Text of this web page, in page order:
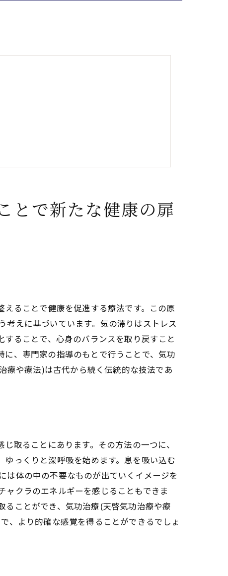
ネルギーの流れを整える具体的な方法
とで新たな健康の扉
ることで健康を促進する療法です。この原
えに基づいています。気の滞りはストレス
ることで、心身のバランスを取り戻すこと
、専門家の指導のもとで行うことで、気功
療や療法)は古代から続く伝統的な技法であ
取ることにあります。その方法の一つに、
っくりと深呼吸を始めます。息を吸い込む
は体の中の不要なものが出ていくイメージを
クラのエネルギーを感じることもできま
ることができ、気功治療(天啓気功治療や療
、より的確な感覚を得ることができるでしょ